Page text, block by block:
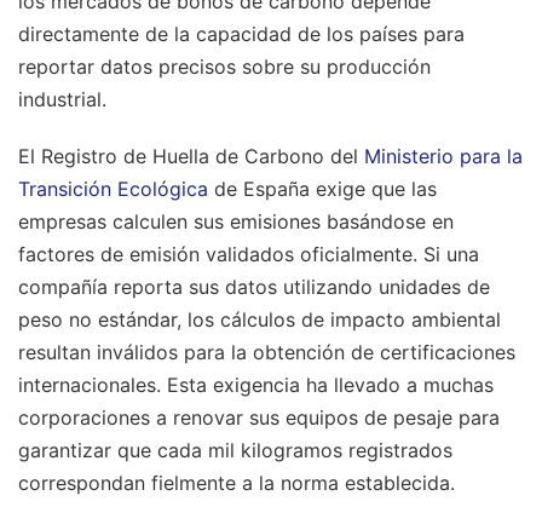
directamente de la capacidad de los países para
reportar datos precisos sobre su producción
industrial.
El Registro de Huella de Carbono del Ministerio para la
Transición Ecológica de España exige que las
empresas calculen sus emisiones basándose en
factores de emisión validados oficialmente. Si una
compañía reporta sus datos utilizando unidades de
peso no estándar, los cálculos de impacto ambiental
resultan inválidos para la obtención de certificaciones
internacionales. Esta exigencia ha llevado a muchas
corporaciones a renovar sus equipos de pesaje para
garantizar que cada mil kilogramos registrados
correspondan fielmente a la norma establecida.